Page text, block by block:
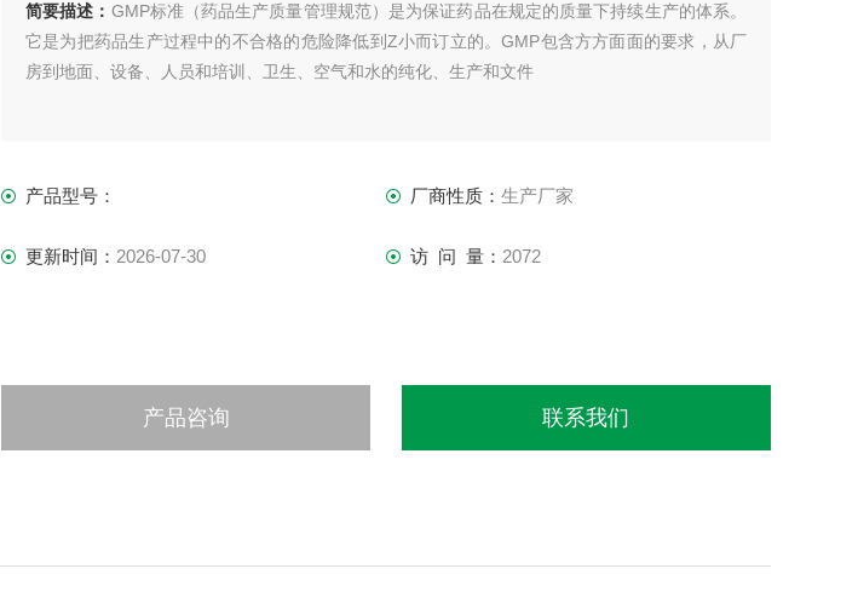
简要描述： GMP标准（药品生产质量管理规范）是为保证药品在规定的质量下持续生产的体系。
它是为把药品生产过程中的不合格的危险降低到Z小而订立的。GMP包含方方面面的要求，从厂
房到地面、设备、人员和培训、卫生、空气和水的纯化、生产和文件
产品型号： 厂商性质： 生产厂家
更新时间： 2026-07-30 访 问 量： 2072
产品咨询 联系我们